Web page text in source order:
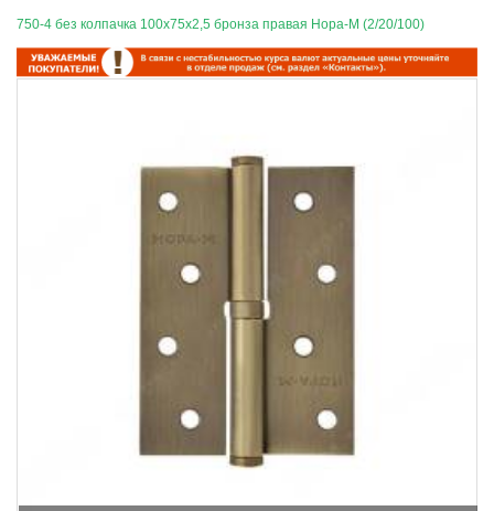
750-4 без колпачка 100х75х2,5 бронза правая Нора-М (2/20/100)